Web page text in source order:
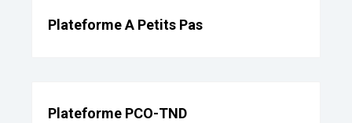
Plateforme A Petits Pas
Plateforme PCO-TND